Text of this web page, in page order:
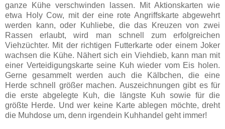
ganze Kühe verschwinden lassen. Mit Aktionskarten wie
etwa Holy Cow, mit der eine rote Angriffskarte abgewehrt
werden kann, oder Kuhliebe, die das Kreuzen von zwei
Rassen erlaubt, wird man schnell zum erfolgreichen
Viehzüchter. Mit der richtigen Futterkarte oder einem Joker
wachsen die Kühe. Nähert sich ein Viehdieb, kann man mit
einer Verteidigungskarte seine Kuh wieder vom Eis holen.
Gerne gesammelt werden auch die Kälbchen, die eine
Herde schnell größer machen. Auszeichnungen gibt es für
die erste abgelegte Kuh, die längste Kuh sowie für die
größte Herde. Und wer keine Karte ablegen möchte, dreht
die Muhdose um, denn irgendein Kuhhandel geht immer!